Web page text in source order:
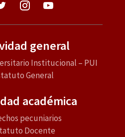
general
Institucional – PUI
General
académica
pecuniarios
Docente